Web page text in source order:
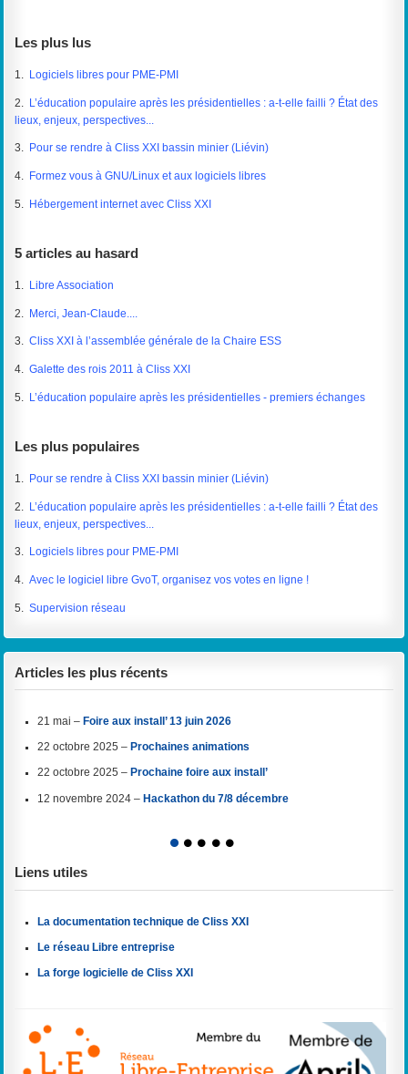
Les plus lus
1. Logiciels libres pour PME-PMI
2.
L’éducation populaire après les présidentielles : a-t-elle failli ? État des
lieux, enjeux, perspectives...
3. Pour se rendre à Cliss XXI bassin minier (Liévin)
4. Formez vous à GNU/Linux et aux logiciels libres
5. Hébergement internet avec Cliss XXI
5 articles au hasard
1. Libre Association
2. Merci, Jean-Claude....
3.Cliss XXI à l’assemblée générale de la Chaire ESS
4.Galette des rois 2011 à Cliss XXI
5. L’éducation populaire après les présidentielles - premiers échanges
Les plus populaires
1. Pour se rendre à Cliss XXI bassin minier (Liévin)
2.
L’éducation populaire après les présidentielles : a-t-elle failli ? État des
lieux, enjeux, perspectives...
3. Logiciels libres pour PME-PMI
4.Avec le logiciel libre GvoT, organisez vos votes en ligne !
5.Supervision réseau
Articles les plus récents
21 mai – Foire aux install’ 13 juin 2026
22 octobre 2025 – Prochaines animations
22 octobre 2025 – Prochaine foire aux install’
12 novembre 2024 – Hackathon du 7/8 décembre
1 2 3 4 5
Liens utiles
La documentation technique de Cliss XXI
Le réseau Libre entreprise
La forge logicielle de Cliss XXI